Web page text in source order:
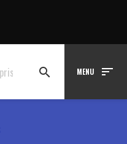
search MENU sort